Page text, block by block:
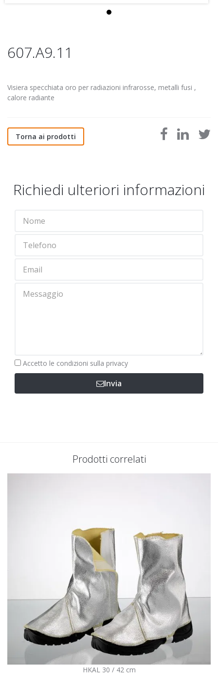
607.A9.11
Visiera specchiata oro per radiazioni infrarosse, metalli fusi ,
calore radiante
Torna ai prodotti
Richiedi ulteriori informazioni
Obbligatorio
Accetto le condizioni sulla privacy
Invia
Prodotti correlati
HKAL 30 / 42 cm